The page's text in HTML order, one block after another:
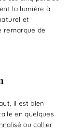
la lumière à
et
remarque de
il est bien
en quelques
oucollier